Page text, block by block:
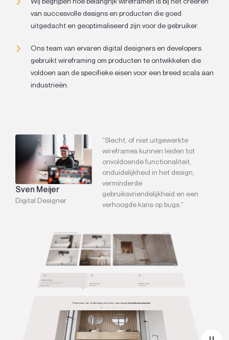
van succesvolle designs en producten die goed
uitgedacht en geoptimaliseerd zijn voor de gebruiker.
Ons team van ervaren digital designers en developers
gebruikt wireframing om producten te ontwikkelen die
voldoen aan de specifieke eisen voor een breed scala aan
industrieën.
Sven Meijer
Digital Designer
“Slecht, of niet uitgewerkte
wireframes kunnen leiden tot
onvoldoende functionaliteit,
onduidelijkheid in het design,
verminderde
gebruiksvriendelijkheid en een
verhoogde kans op bugs.”